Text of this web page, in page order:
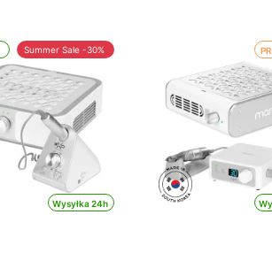
Wysyłka 24h
Summer Sale -30%